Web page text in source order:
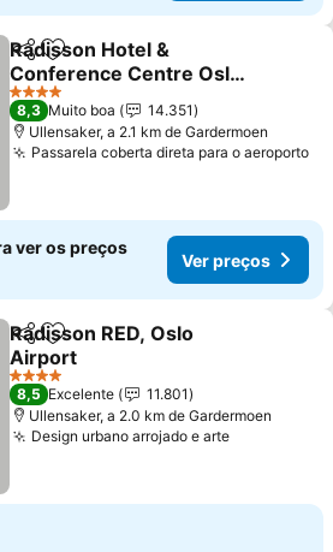
PartilharAdicionar aos favoritos
Radisson Hotel &
Conference Centre Oslo
Airport
4 Estrelas
8,3 Muito boa
14.351
Ullensaker, a 2.1 km de Gardermoen
Passarela coberta direta para o aeroporto
ver os preços
Ver preços
PartilharAdicionar aos favoritos
Radisson RED, Oslo
Airport
4 Estrelas
8,5 Excelente
11.801
Ullensaker, a 2.0 km de Gardermoen
Design urbano arrojado e arte